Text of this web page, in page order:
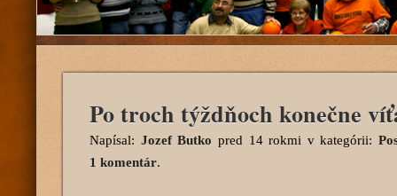
Po troch týždňoch konečne
Napísal: Jozef Butko pred 14 rokmi v kategórii:
1 komentár.